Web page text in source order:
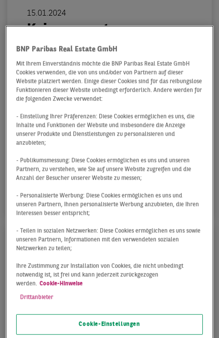
15.01.2024
Keine erneute
Ausnahmebilanz auf dem
bundesweiten
Logistikmarkt, aber trotz
herausforderndem
Umfeld wieder guter
Gesamtflächenumsatz
abzusehen, dass es sehr schwer sein würde,
mit den beiden Rekordresultaten der Vorjahre
BNP Paribas Real Estate GmbH
Mit Ihrem Einverständnis möchte die BNP Paribas Real Estate GmbH
Cookies verwenden, die von uns und/oder von Partnern auf dieser
Website platziert werden. Einige dieser Cookies sind für das reibungslose
Funktionieren dieser Website unbedingt erforderlich. Andere werden für
die folgenden Zwecke verwendet:
- Einstellung Ihrer Präferenzen: Diese Cookies ermöglichen es uns, die
Inhalte und Funktionen der Website und insbesondere die Anzeige
unserer Produkte und Dienstleistungen zu personalisieren und
anzubieten;
- Publikumsmessung: Diese Cookies ermöglichen es uns und unseren
Partnern, zu verstehen, wie Sie auf unsere Website zugreifen und die
Anzahl der Besucher unserer Website zu messen;
- Personalisierte Werbung: Diese Cookies ermöglichen es uns und
unseren Partnern, Ihnen personalisierte Werbung anzubieten, die Ihren
Interessen besser entspricht;
- Teilen in sozialen Netzwerken: Diese Cookies ermöglichen es uns sowie
unseren Partnern, Informationen mit den verwendeten sozialen
Netzwerken zu teilen;
Ihre Zustimmung zur Installation von Cookies, die nicht unbedingt
notwendig ist, ist frei und kann jederzeit zurückgezogen
werden. Cookie-Hinweise
Drittanbieter
Cookie-Einstellungen